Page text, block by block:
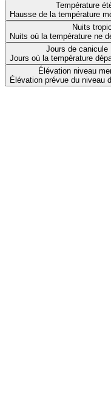
Température
Hausse de la température
Nuits
Nuits où la température ne
Jours de canicule
Jours où la température
Élévation niveau
Élévation prévue du niveau